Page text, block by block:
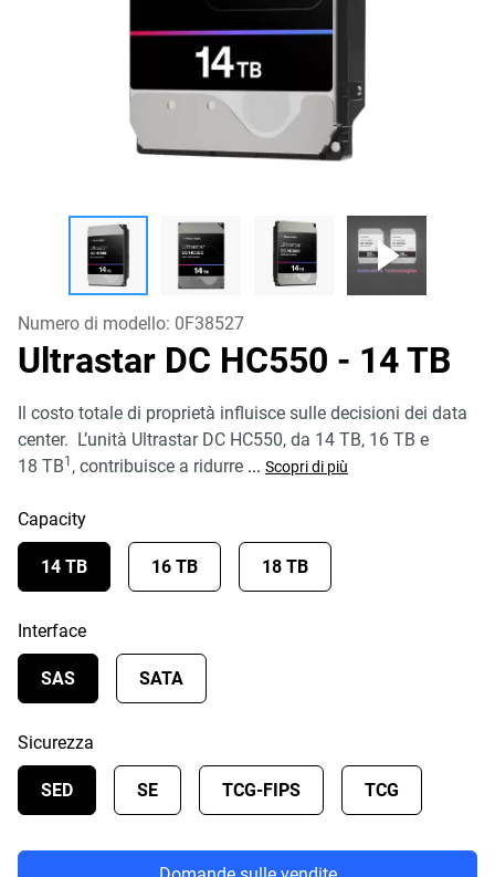
Numero di modello: 0F38527
Ultrastar DC HC550 - 14 TB
Il costo totale di proprietà influisce sulle decisioni dei data
center. L’unità Ultrastar DC HC550, da 14 TB, 16 TB e
18 TB1 , contribuisce a ridurre ... Scopri di più
Capacity
14 TB 16 TB 18 TB
Interface
SAS SATA
Sicurezza
SED SE TCG-FIPS TCG